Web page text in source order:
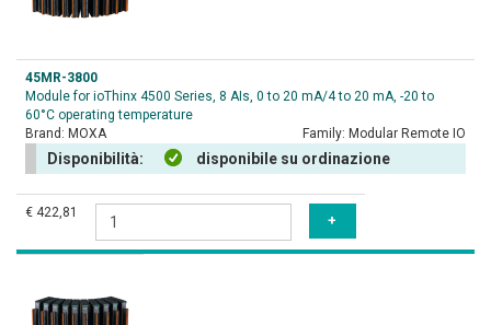
45MR-3800
Module for ioThinx 4500 Series, 8 AIs, 0 to 20 mA/4 to 20 mA, -20 to
60°C operating temperature
Brand: MOXA Family: Modular Remote IO
Disponibilità: disponibile su ordinazione
€ 422,81